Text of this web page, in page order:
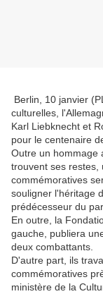
Berlin, 10 janvier
culturelles,
Karl Liebknecht et
pour le centenaire
Outre un hommage
trouvent ses restes,
commémoratives
souligner l'héritage
prédécesseur du
En outre, la
gauche, publiera
deux combattants.
D'autre part, ils
commémoratives
ministère de la